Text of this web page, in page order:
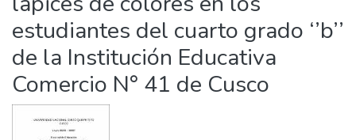
estudiantes del cuarto grado ‘’b’’
de la Institución Educativa
Comercio N° 41 de Cusco